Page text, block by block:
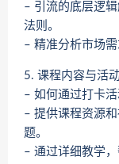
– 引流的底层逻
法则。
– 精准分析市场
5. 课程内容与活
– 如何通过打卡
– 提供课程资源
题。
– 通过详细教学